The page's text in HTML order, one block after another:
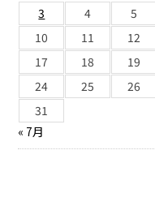
3
4 5
10
11 12
17
18 19
24
25 26
31
« 7月